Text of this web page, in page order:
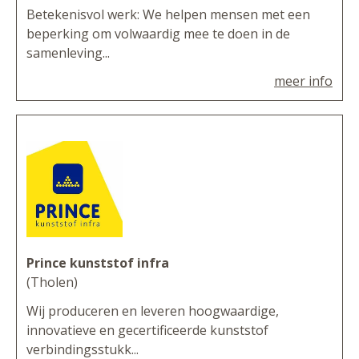
Betekenisvol werk: We helpen mensen met een
beperking om volwaardig mee te doen in de
samenleving...
meer info
Prince kunststof infra
(Tholen)
Wij produceren en leveren hoogwaardige,
innovatieve en gecertificeerde kunststof
verbindingsstukk...